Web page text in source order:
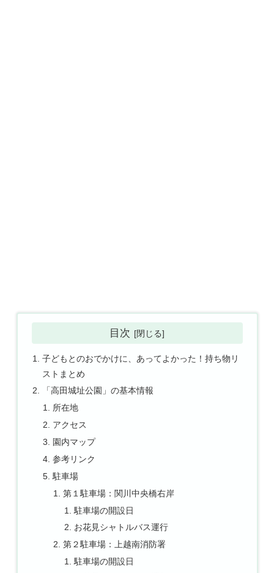
目次
子どもとのおでかけに、あってよかった！持ち物リ
ストまとめ
「高田城址公園」の基本情報
所在地
アクセス
園内マップ
参考リンク
駐車場
第１駐車場：関川中央橋右岸
駐車場の開設日
お花見シャトルバス運行
第２駐車場：上越南消防署
駐車場の開設日